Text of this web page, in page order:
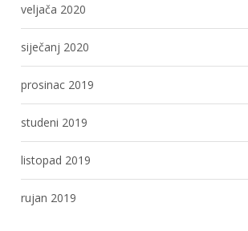
veljača 2020
siječanj 2020
prosinac 2019
studeni 2019
listopad 2019
rujan 2019